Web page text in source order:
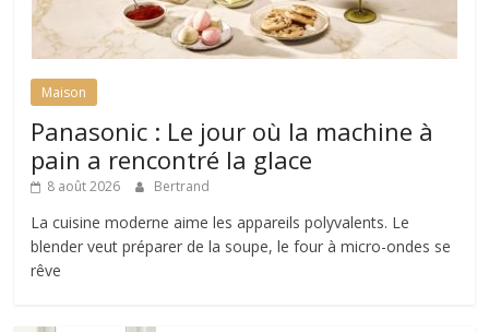
Maison
Panasonic : Le jour où la machine à
pain a rencontré la glace
8 août 2026 Bertrand
La cuisine moderne aime les appareils polyvalents. Le
blender veut préparer de la soupe, le four à micro-ondes se
rêve